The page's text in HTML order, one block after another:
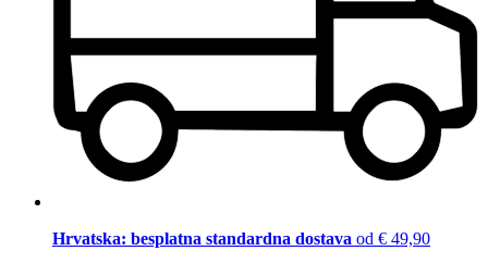
Hrvatska: besplatna standardna dostava od € 49,90